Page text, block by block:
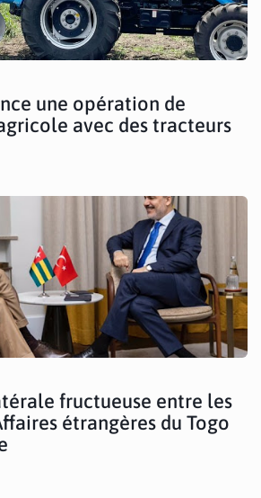
une opération de
avec des tracteurs
fructueuse entre les
étrangères du Togo